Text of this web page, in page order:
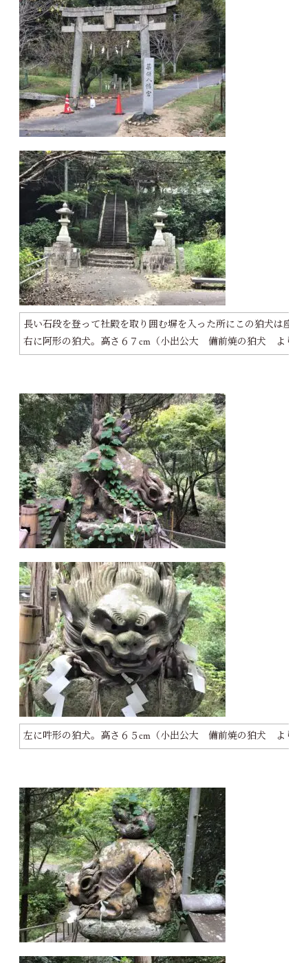
長い石段を登って社殿を取り囲む塀を入った所にこの狛犬は座し
右に阿形の狛犬。高さ６７cm（小出公大 備前焼の狛犬 より）
左に吽形の狛犬。高さ６５cm（小出公大 備前焼の狛犬 より）